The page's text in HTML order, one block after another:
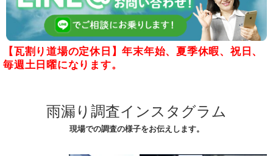
【瓦割り道場の定休日】年末年始、夏季休暇、祝日、
毎週土日曜になります。
雨漏り調査インスタグラム
現場での調査の様子をお伝えします。